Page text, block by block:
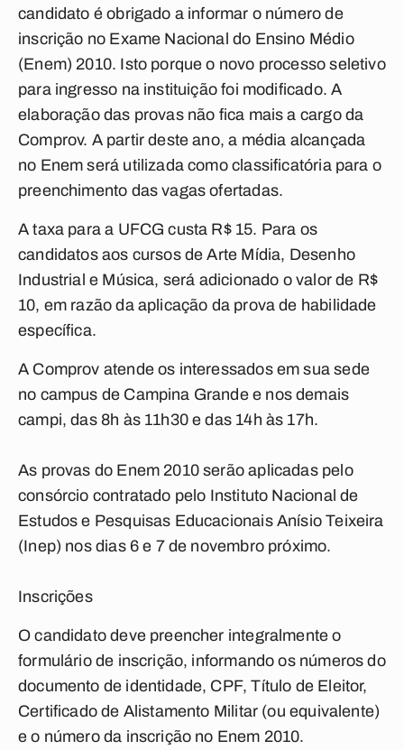
candidato é obrigado a informar o número de
inscrição no Exame Nacional do Ensino Médio
(Enem) 2010. Isto porque o novo processo seletivo
para ingresso na instituição foi modificado. A
elaboração das provas não fica mais a cargo da
Comprov. A partir deste ano, a média alcançada
no Enem será utilizada como classificatória para o
preenchimento das vagas ofertadas.
A taxa para a UFCG custa R$ 15. Para os
candidatos aos cursos de Arte Mídia, Desenho
Industrial e Música, será adicionado o valor de R$
10, em razão da aplicação da prova de habilidade
específica.
A Comprov atende os interessados em sua sede
no campus de Campina Grande e nos demais
campi, das 8h às 11h30 e das 14h às 17h.
As provas do Enem 2010 serão aplicadas pelo
consórcio contratado pelo Instituto Nacional de
Estudos e Pesquisas Educacionais Anísio Teixeira
(Inep) nos dias 6 e 7 de novembro próximo.
Inscrições
O candidato deve preencher integralmente o
formulário de inscrição, informando os números do
documento de identidade, CPF, Título de Eleitor,
Certificado de Alistamento Militar (ou equivalente)
e o número da inscrição no Enem 2010.